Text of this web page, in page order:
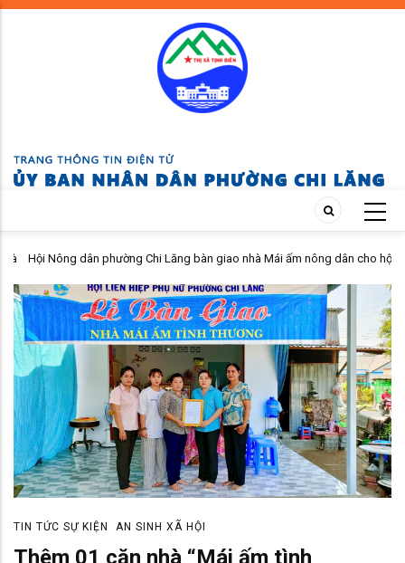
Skip
Hội Nông dân phường Chi Lăng bàn giao nhà Mái ấm nông dân cho hội
viên khó khăn
TIN TỨC SỰ KIỆN AN SINH XÃ HỘI
Thêm 01 căn nhà “Mái ấm tình